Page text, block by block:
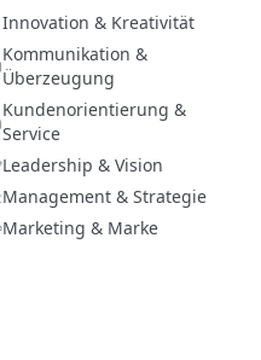
Innovation & Kreativität
Kommunikation &
Überzeugung
Kundenorientierung &
Service
Leadership & Vision
Management & Strategie
Marketing & Marke